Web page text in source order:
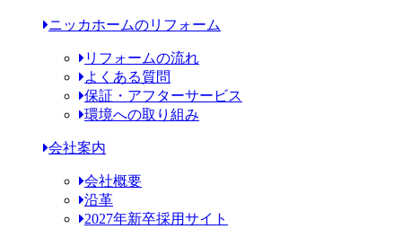
ニッカホームのリフォーム
リフォームの流れ
よくある質問
保証・アフターサービス
環境への取り組み
会社案内
会社概要
沿革
2027年新卒採用サイト